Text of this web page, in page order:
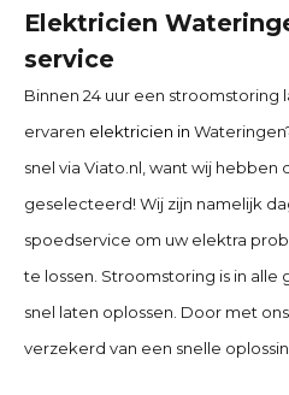
Elektricien
service
Binnen 24 uur een
ervaren elektricien in
snel via Viato.nl, want wij hebben
geselecteerd! Wij zijn namelijk
spoedservice om uw elektra
te lossen. Stroomstoring is in alle
snel laten oplossen. Door met
verzekerd van een snelle